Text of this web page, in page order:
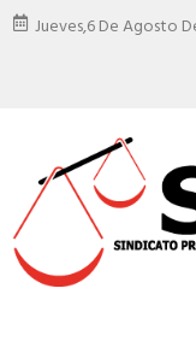
Jueves,6 De Agosto